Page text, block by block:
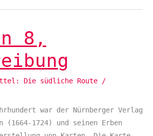
8,
Die südliche Route /
war der Nürnberger Verlag
(1664-1724) und seinen Erben